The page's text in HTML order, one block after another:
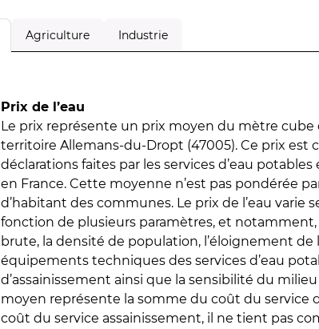
Agriculture Industrie
Prix de l’eau
Le prix représente un prix moyen du mètre cube
territoire Allemans-du-Dropt (47005). Ce prix est
déclarations faites par les services d’eau potables
en France. Cette moyenne n’est pas pondérée
d’habitant des communes. Le prix de l’eau varie
fonction de plusieurs paramètres, et notamment,
brute, la densité de population, l’éloignement de
équipements techniques des services d’eau
d’assainissement ainsi que la sensibilité du
moyen représente la somme du coût du service
coût du service assainissement, il ne tient pas